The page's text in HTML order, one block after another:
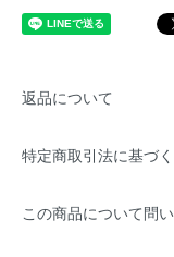
返品について
特定商取引法に基づ
この商品について問